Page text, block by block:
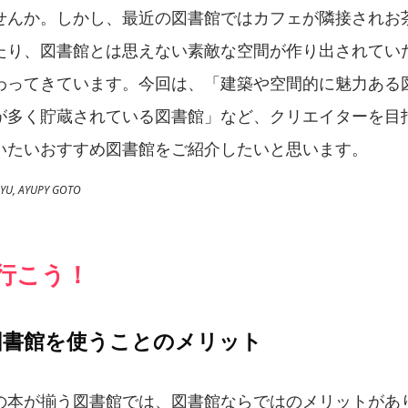
んか。しかし、最近の図書館ではカフェが隣接されお
り、図書館とは思えない素敵な空間が作り出されてい
ってきています。今回は、「建築や空間的に魅力ある
多く貯蔵されている図書館」など、クリエイターを目
いおすすめ図書館をご紹介したいと思います。
AYUPY GOTO
こう！
館を使うことのメリット
本が揃う図書館では、図書館ならではのメリットがあ